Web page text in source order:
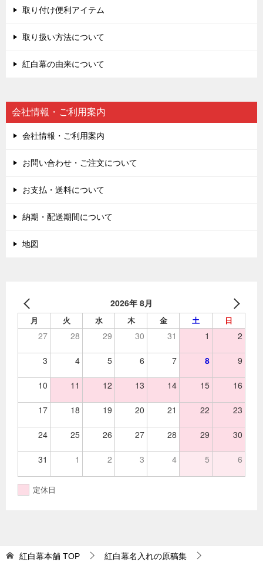
取り付け便利アイテム
取り扱い方法について
紅白幕の由来について
会社情報・ご利用案内
会社情報・ご利用案内
お問い合わせ・ご注文について
お支払・送料について
納期・配送期間について
地図
2026年 8月
月 火 水 木 金 土 日
27 28 29 30 31 1 2
3 4 5 6 7 8 9
10 11 12 13 14 15 16
17 18 19 20 21 22 23
24 25 26 27 28 29 30
31 1 2 3 4 5 6
定休日
紅白幕本舗 TOP 紅白幕名入れの原稿集